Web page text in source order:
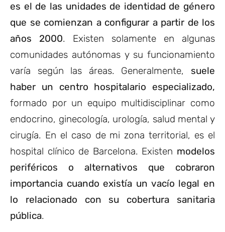
es el de las unidades de identidad de género
que se comienzan a configurar a partir de los
años 2000. Existen solamente en algunas
comunidades autónomas y su funcionamiento
varía según las áreas. Generalmente, suele
haber un centro hospitalario especializado,
formado por un equipo multidisciplinar como
endocrino, ginecología, urología, salud mental y
cirugía. En el caso de mi zona territorial, es el
hospital clínico de Barcelona. Existen modelos
periféricos o alternativos que cobraron
importancia cuando existía un vacío legal en
lo relacionado con su cobertura sanitaria
pública.